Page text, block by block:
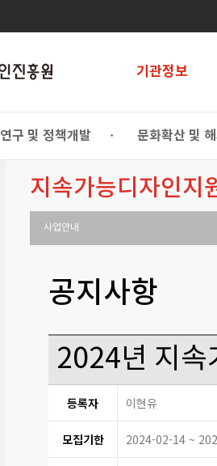
기관정보
연구 및 정책개발 • 문화확산 및
지속가능디자인지
사업안내
공지사항
2024년 지속
등록자 이현유
모집기한 2024-02-14 ~